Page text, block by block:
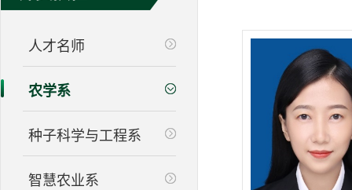
人才名师
农学系
种子科学与工程系
智慧农业系